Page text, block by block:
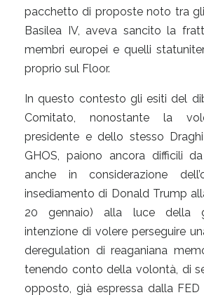
pacchetto di proposte noto tra
Basilea IV, aveva sancito la
membri europei e quelli
proprio sul Floor.
In questo contesto gli esiti del
Comitato, nonostante la
presidente e dello stesso
GHOS, paiono ancora difficili
anche in considerazione
insediamento di Donald Trump
20 gennaio) alla luce della
intenzione di volere perseguire
deregulation di reaganiana
tenendo conto della volontà, di
opposto, già espressa dalla